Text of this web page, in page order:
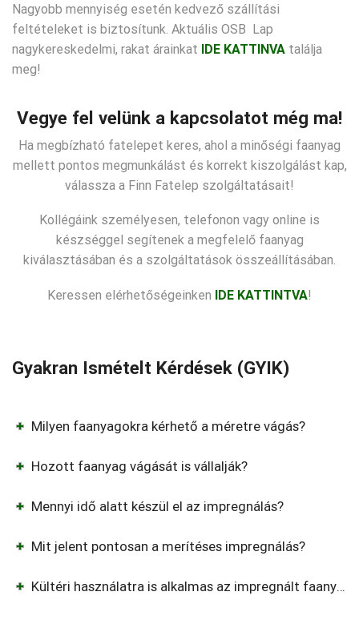
Nagyobb mennyiség esetén kedvező szállítási
feltételeket is biztosítunk. Aktuális OSB Lap
nagykereskedelmi, rakat árainkat IDE KATTINVA találja
meg!
Vegye fel velünk a kapcsolatot még ma!
Ha megbízható fatelepet keres, ahol a minőségi faanyag
mellett pontos megmunkálást és korrekt kiszolgálást kap,
válassza a Finn Fatelep szolgáltatásait!
Kollégáink személyesen, telefonon vagy online is
készséggel segítenek a megfelelő faanyag
kiválasztásában és a szolgáltatások összeállításában.
Keressen elérhetőségeinken IDE KATTINTVA!
Gyakran Ismételt Kérdések (GYIK)
Milyen faanyagokra kérhető a méretre vágás?
Hozott faanyag vágását is vállalják?
Mennyi idő alatt készül el az impregnálás?
Mit jelent pontosan a merítéses impregnálás?
Kültéri használatra is alkalmas az impregnált faanyag?